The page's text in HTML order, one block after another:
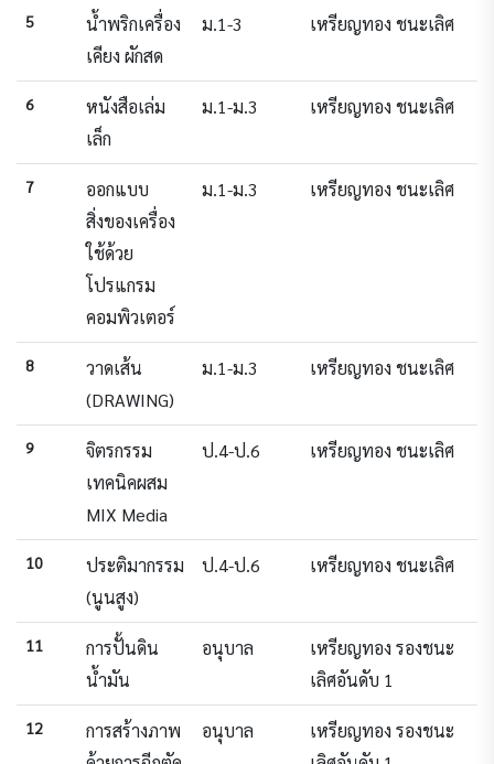
5
น้ำพริกเครื่อง
เคียง ผักสด
ม.1-3 เหรียญทอง ชนะเลิศ
6
หนังสือเล่ม
เล็ก
ม.1-ม.3 เหรียญทอง ชนะเลิศ
7
ออกแบบ
สิ่งของเครื่อง
ใช้ด้วย
โปรแกรม
คอมพิวเตอร์
ม.1-ม.3 เหรียญทอง ชนะเลิศ
8
วาดเส้น
(DRAWING)
ม.1-ม.3 เหรียญทอง ชนะเลิศ
9
จิตรกรรม
เทคนิคผสม
MIX Media
ป.4-ป.6 เหรียญทอง ชนะเลิศ
10
ประติมากรรม
(นูนสูง)
ป.4-ป.6 เหรียญทอง ชนะเลิศ
11
การปั้นดิน
น้ำมัน
อนุบาล
เหรียญทอง รองชนะ
เลิศอันดับ 1
12
การสร้างภาพ
อนุบาล
เหรียญทอง รองชนะ